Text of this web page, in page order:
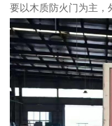
要以木质防火门为主，